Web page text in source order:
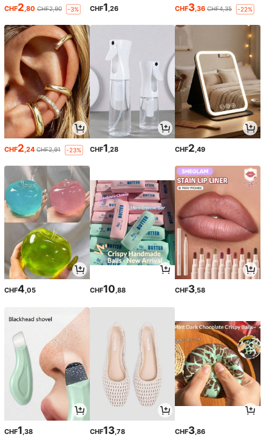
CHF2,80 CHF2,90 -3% CHF1,26 CHF3,36 CHF4,35 -22%
CHF2,24 CHF2,91 -23% CHF1,28 CHF2,49
CHF4,05 CHF10,88 CHF3,58
CHF1 ,38 CHF13,78 CHF3 ,86